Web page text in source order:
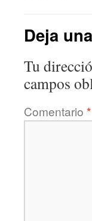
Deja
Tu
campos
Comentario *